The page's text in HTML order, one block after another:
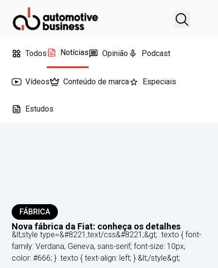
Todos Notícias Opinião Podcast
Vídeos Conteúdo de marca Especiais
Estudos
FÁBRICA
Nova fábrica da Fiat: conheça os detalhes
&lt;style type=&#8221;text/css&#8221;&gt; .texto { font-
family: Verdana, Geneva, sans-serif; font-size: 10px;
color: #666; } .texto { text-align: left; } &lt;/style&gt;